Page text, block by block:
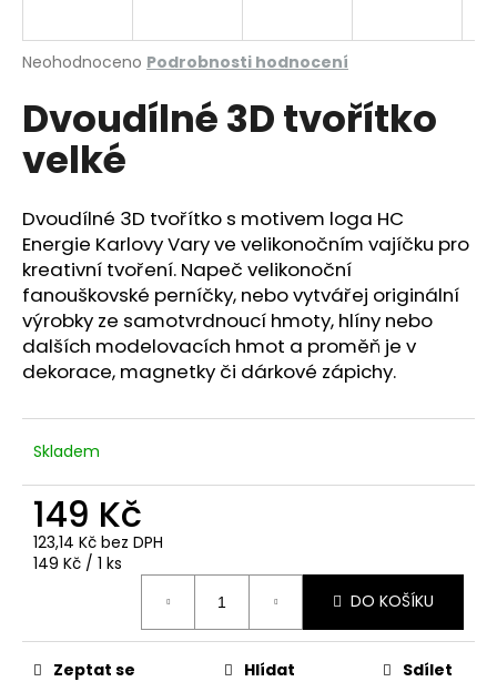
Průměrné
produktu
je
z
hvězdiček.
Neohodnoceno Podrobnosti hodnocení
Dvoudílné 3D tvořítko
velké
Dvoudílné 3D tvořítko s motivem loga HC
Energie Karlovy Vary ve velikonočním vajíčku pro
kreativní tvoření. Napeč velikonoční
fanouškovské perníčky, nebo vytvářej originální
výrobky ze samotvrdnoucí hmoty, hlíny nebo
dalších modelovacích hmot a proměň je v
dekorace, magnetky či dárkové zápichy.
Skladem
149 Kč
123,14 Kč bez DPH
Měrná
149 Kč / 1 ks
DO KOŠÍKU
Zeptat se Hlídat Sdílet
j
t
?
HLEDAT
D
o
o
č
e